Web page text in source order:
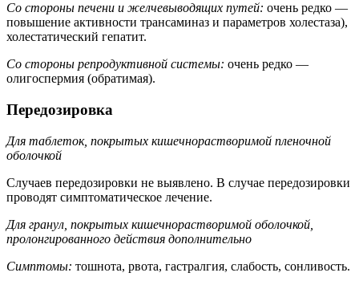
Со стороны печени и желчевыводящих путей: очень редко —
повышение активности трансаминаз и параметров холестаза),
холестатический гепатит.
Со стороны репродуктивной системы: очень редко —
олигоспермия (обратимая).
Передозировка
Для таблеток, покрытых кишечнорастворимой пленочной
оболочкой
Случаев передозировки не выявлено. В случае передозировки
проводят симптоматическое лечение.
Для гранул, покрытых кишечнорастворимой оболочкой,
пролонгированного действия дополнительно
Симптомы: тошнота, рвота, гастралгия, слабость, сонливость.